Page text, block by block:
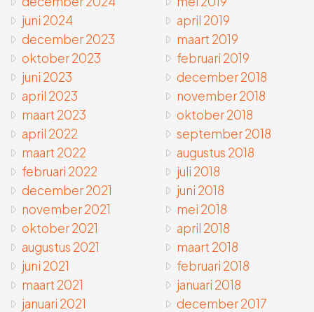
juni 2024
december 2023
oktober 2023
juni 2023
april 2023
maart 2023
april 2022
maart 2022
februari 2022
december 2021
november 2021
oktober 2021
augustus 2021
juni 2021
maart 2021
januari 2021
april 2019
maart 2019
februari 2019
december 2018
november 2018
oktober 2018
september 2018
augustus 2018
juli 2018
juni 2018
mei 2018
april 2018
maart 2018
februari 2018
januari 2018
december 2017